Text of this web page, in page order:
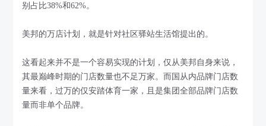
别占比38%和62%。
美邦的万店计划，就是针对社区驿站生活馆提出的。
这看起来并不是一个容易实现的计划，仅从美邦自身来说，
其最巅峰时期的门店数量也不足万家。而国从内品牌门店数
量来看，过万的仅安踏体育一家，且是集团全部品牌门店数
量而非单个品牌。